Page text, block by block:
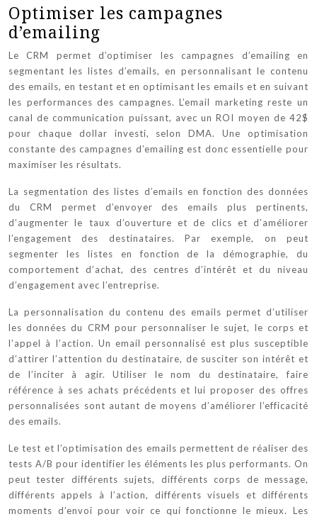
Optimiser les campagnes
d’emailing
Le CRM permet d’optimiser les campagnes d’emailing en
segmentant les listes d’emails, en personnalisant le contenu
des emails, en testant et en optimisant les emails et en suivant
les performances des campagnes. L’email marketing reste un
canal de communication puissant, avec un ROI moyen de 42$
pour chaque dollar investi, selon DMA. Une optimisation
constante des campagnes d’emailing est donc essentielle pour
maximiser les résultats.
La segmentation des listes d’emails en fonction des données
du CRM permet d’envoyer des emails plus pertinents,
d’augmenter le taux d’ouverture et de clics et d’améliorer
l’engagement des destinataires. Par exemple, on peut
segmenter les listes en fonction de la démographie, du
comportement d’achat, des centres d’intérêt et du niveau
d’engagement avec l’entreprise.
La personnalisation du contenu des emails permet d’utiliser
les données du CRM pour personnaliser le sujet, le corps et
l’appel à l’action. Un email personnalisé est plus susceptible
d’attirer l’attention du destinataire, de susciter son intérêt et
de l’inciter à agir. Utiliser le nom du destinataire, faire
référence à ses achats précédents et lui proposer des offres
personnalisées sont autant de moyens d’améliorer l’efficacité
des emails.
Le test et l’optimisation des emails permettent de réaliser des
tests A/B pour identifier les éléments les plus performants. On
peut tester différents sujets, différents corps de message,
différents appels à l’action, différents visuels et différents
moments d’envoi pour voir ce qui fonctionne le mieux. Les